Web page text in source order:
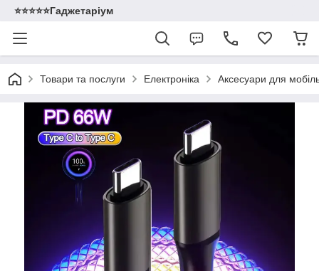
⭐️⭐️⭐️⭐️⭐️Гаджетаріум
Товари та послуги Електроніка Аксесуари для